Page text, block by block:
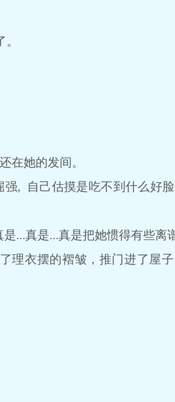
她的发间。
, 自己估摸是吃不到什么好
真是...真是把她惯得有些离谱
衣摆的褶皱，推门进了屋子